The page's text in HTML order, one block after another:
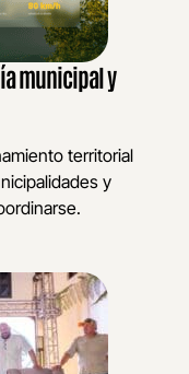
municipal y
territorial
y